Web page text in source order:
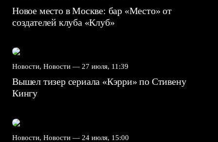
Новое место в Москве: бар «Место» от
создателей клуба «Клуб»
Новости, Новости — 27 июля, 11:39
Вышел тизер сериала «Кэрри» по Стивену
Кингу
Новости, Новости — 24 июля, 15:00